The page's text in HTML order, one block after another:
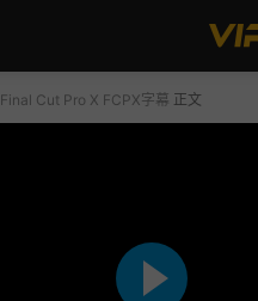
Final Cut Pro X FCPX字幕 正文